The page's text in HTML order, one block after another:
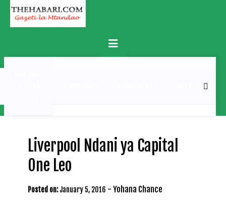
Skip
content
Primary
Menu
MICHEZO
Liverpool Ndani ya Capital
One Leo
Posted on: January 5, 2016 - Yohana Chance